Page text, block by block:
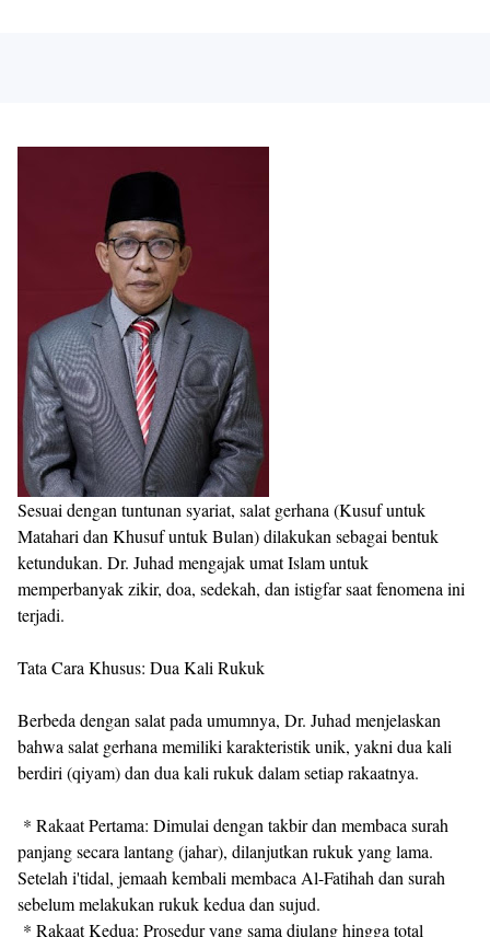
Sesuai dengan tuntunan syariat, salat gerhana (Kusuf untuk
Matahari dan Khusuf untuk Bulan) dilakukan sebagai bentuk
ketundukan. Dr. Juhad mengajak umat Islam untuk
memperbanyak zikir, doa, sedekah, dan istigfar saat fenomena ini
terjadi.
Tata Cara Khusus: Dua Kali Rukuk
Berbeda dengan salat pada umumnya, Dr. Juhad menjelaskan
bahwa salat gerhana memiliki karakteristik unik, yakni dua kali
berdiri (qiyam) dan dua kali rukuk dalam setiap rakaatnya.
* Rakaat Pertama: Dimulai dengan takbir dan membaca surah
panjang secara lantang (jahar), dilanjutkan rukuk yang lama.
Setelah i'tidal, jemaah kembali membaca Al-Fatihah dan surah
sebelum melakukan rukuk kedua dan sujud.
* Rakaat Kedua: Prosedur yang sama diulang hingga total